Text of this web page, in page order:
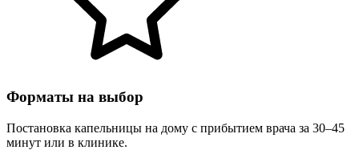
Форматы на выбор
Постановка капельницы на дому с прибытием врача за 30–45
минут или в клинике.